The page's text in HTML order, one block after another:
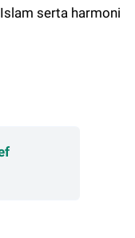
serta harmoni